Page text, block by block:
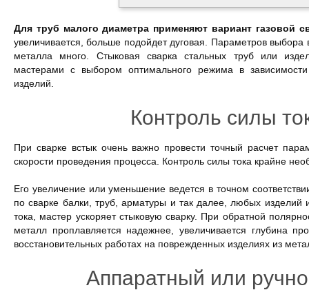
Для труб малого диаметра применяют вариант газовой
увеличивается, больше подойдет дуговая. Параметров выбора
металла много. Стыковая сварка стальных труб или
мастерами с выбором оптимального режима в
изделий.
Контроль силы
При сварке встык очень важно провести точный расчет
скорости проведения процесса. Контроль силы тока крайне
Его увеличение или уменьшение ведется в точном
по сварке балки, труб, арматуры и так далее, любых изделий
тока, мастер ускоряет стыковую сварку. При обратной
металл проплавляется надежнее, увеличивается глубина
восстановительных работах на поврежденных изделиях из
Аппаратный или